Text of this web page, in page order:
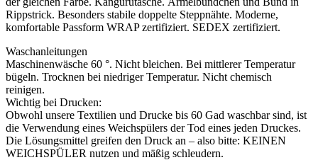
Rippstrick. Besonders stabile doppelte Steppnähte. Moderne,
komfortable Passform WRAP zertifiziert. SEDEX zertifiziert.
Waschanleitungen
Maschinenwäsche 60 °. Nicht bleichen. Bei mittlerer Temperatur
bügeln. Trocknen bei niedriger Temperatur. Nicht chemisch
reinigen.
Wichtig bei Drucken:
Obwohl unsere Textilien und Drucke bis 60 Gad waschbar sind, ist
die Verwendung eines Weichspülers der Tod eines jeden Druckes.
Die Lösungsmittel greifen den Druck an – also bitte: KEINEN
WEICHSPÜLER nutzen und mäßig schleudern.